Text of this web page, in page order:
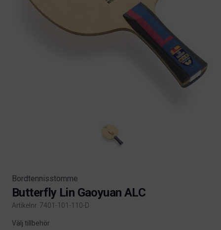
Bordtennisstomme
Butterfly Lin Gaoyuan ALC
Artikelnr. 7401-101-110-D
Product information
Välj tillbehör